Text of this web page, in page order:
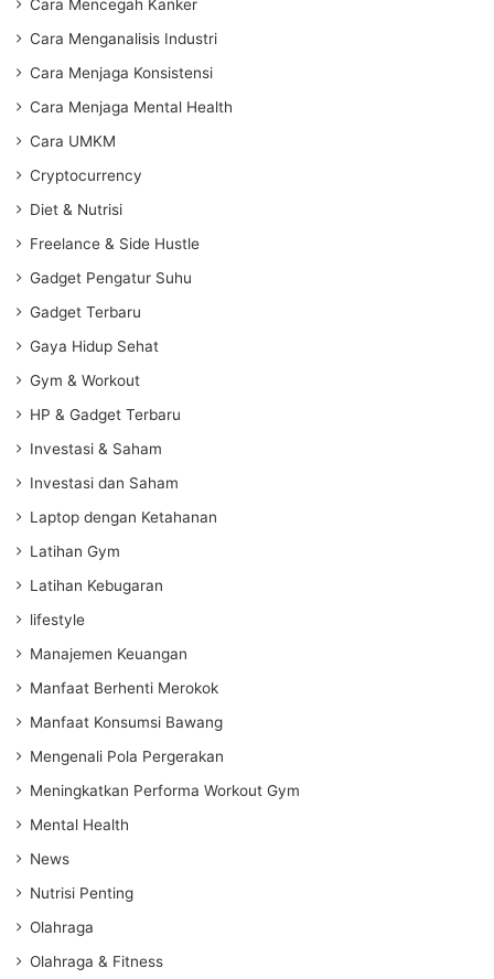
Cara Mencegah Kanker
Cara Menganalisis Industri
Cara Menjaga Konsistensi
Cara Menjaga Mental Health
Cara UMKM
Cryptocurrency
Diet & Nutrisi
Freelance & Side Hustle
Gadget Pengatur Suhu
Gadget Terbaru
Gaya Hidup Sehat
Gym & Workout
HP & Gadget Terbaru
Investasi & Saham
Investasi dan Saham
Laptop dengan Ketahanan
Latihan Gym
Latihan Kebugaran
lifestyle
Manajemen Keuangan
Manfaat Berhenti Merokok
Manfaat Konsumsi Bawang
Mengenali Pola Pergerakan
Meningkatkan Performa Workout Gym
Mental Health
News
Nutrisi Penting
Olahraga
Olahraga & Fitness